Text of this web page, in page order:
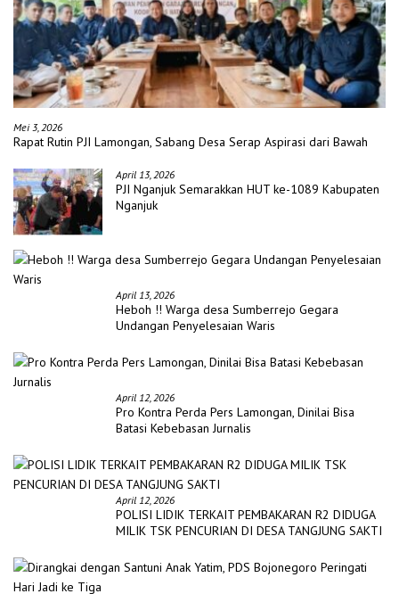
Mei 3, 2026
Rapat Rutin PJI Lamongan, Sabang Desa Serap Aspirasi dari Bawah
April 13, 2026
PJI Nganjuk Semarakkan HUT ke-1089 Kabupaten
Nganjuk
April 13, 2026
Heboh !! Warga desa Sumberrejo Gegara
Undangan Penyelesaian Waris
April 12, 2026
Pro Kontra Perda Pers Lamongan, Dinilai Bisa
Batasi Kebebasan Jurnalis
April 12, 2026
POLISI LIDIK TERKAIT PEMBAKARAN R2 DIDUGA
MILIK TSK PENCURIAN DI DESA TANGJUNG SAKTI